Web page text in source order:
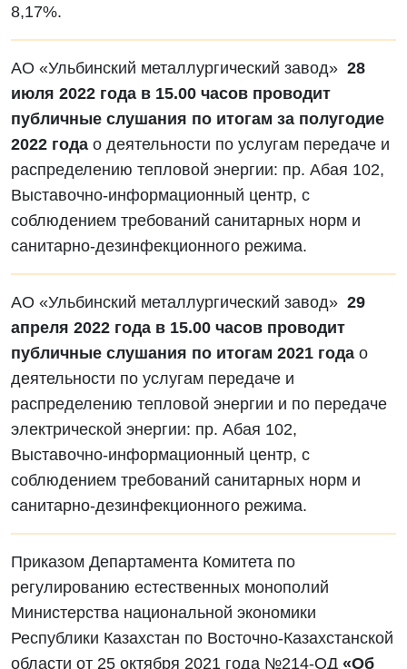
8,17%.
АО «Ульбинский металлургический завод» 28
июля 2022 года в 15.00 часов проводит
публичные слушания по итогам за полугодие
2022 года о деятельности по услугам передаче и
распределению тепловой энергии: пр. Абая 102,
Выставочно-информационный центр, с
соблюдением требований санитарных норм и
санитарно-дезинфекционного режима.
АО «Ульбинский металлургический завод» 29
апреля 2022 года в 15.00 часов проводит
публичные слушания по итогам 2021 года о
деятельности по услугам передаче и
распределению тепловой энергии и по передаче
электрической энергии: пр. Абая 102,
Выставочно-информационный центр, с
соблюдением требований санитарных норм и
санитарно-дезинфекционного режима.
Приказом Департамента Комитета по
регулированию естественных монополий
Министерства национальной экономики
Республики Казахстан по Восточно-Казахстанской
области от 25 октября 2021 года №214-ОД «Об